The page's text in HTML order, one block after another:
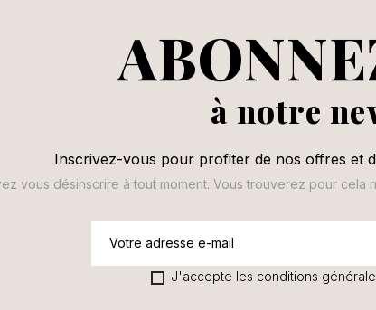
à notre
Inscrivez-vous pour profiter de nos offres et
vous désinscrire à tout moment. Vous trouverez pour
J'accepte les conditions